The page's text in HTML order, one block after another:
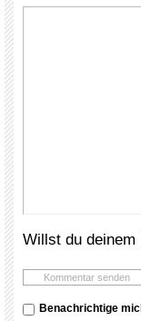
Willst du
Benachrichtige